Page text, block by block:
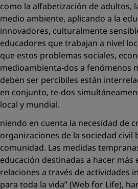
como la alfabetización de adultos,
medio ambiente, aplicando a la
innovadores, culturalmente
educadores que trabajan a nivel
que estos problemas sociales,
medioambienta-dos a fenómenos
deben ser percibiles están
en conjunto, te-dos
local y mundial.
niendo en cuenta la necesidad de
organizaciones de la sociedad civil
comunidad. Las medidas
educación destinadas a hacer más
relaciones a través de actividades
para toda la vida” (Web for Life),